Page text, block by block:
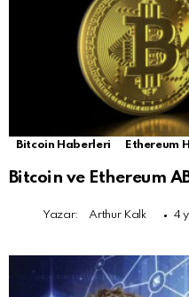
Bitcoin Haberleri Ethereum
Bitcoin ve Ethereum
Yazar: Arthur Kalk 4